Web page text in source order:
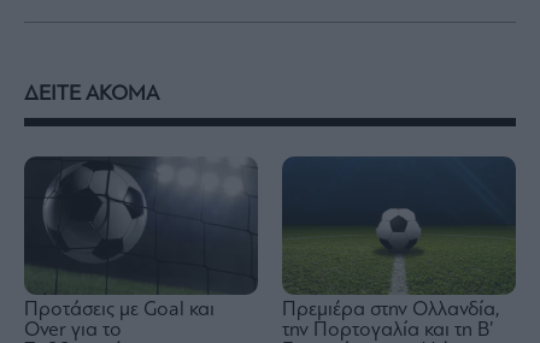
ΔΕΙΤΕ ΑΚΟΜΑ
Προτάσεις με Goal και
Over για το
Πρεμιέρα στην Ολλανδία,
την Πορτογαλία και τη Β’